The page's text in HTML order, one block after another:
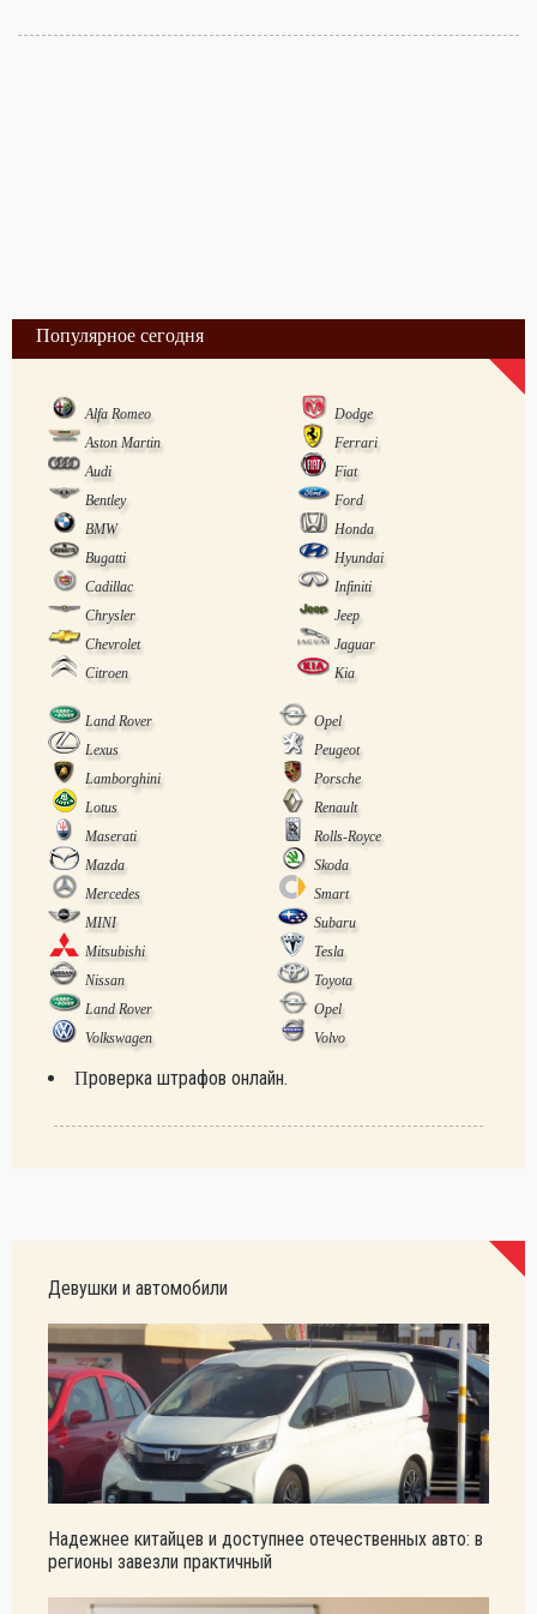
Популярное сегодня
Alfa Romeo
Dodge
Aston Martin
Ferrari
Audi
Fiat
Bentley
Ford
BMW
Honda
Bugatti
Hyundai
Cadillac
Infiniti
Chrysler
Jeep
Chevrolet
Jaguar
Citroen
Kia
Land Rover
Opel
Lexus
Peugeot
Lamborghini
Porsche
Lotus
Renault
Maserati
Rolls-Royce
Mazda
Skoda
Mercedes
Smart
MINI
Subaru
Mitsubishi
Tesla
Nissan
Toyota
Land Rover
Opel
Volkswagen
Volvo
Проверка штрафов онлайн.
Девушки и автомобили
Надежнее китайцев и доступнее отечественных авто: в
регионы завезли практичный